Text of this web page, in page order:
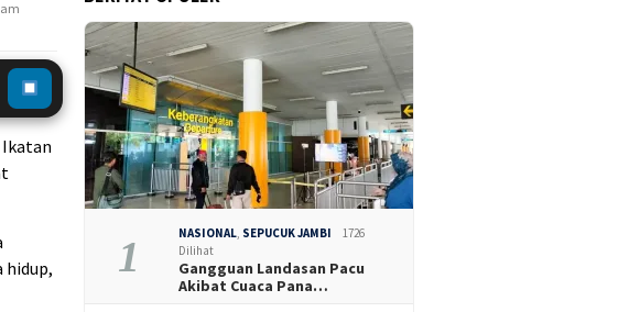
Ikatan
hidup,
1 NASIONAL SEPUCUK JAMBI
1726
Dilihat
Gangguan Landasan Pacu
Akibat Cuaca Pana…